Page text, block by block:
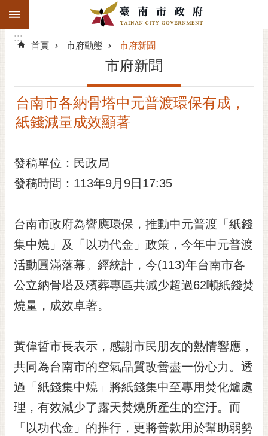
跳到主要內容區塊
搜
階
精彩府城
市府團隊
主題服務
市政資訊
市民互動
黃
偉
哲
光
花
泉
桐
花
:::
:::
首頁 市府動態 市府新聞
市府新聞
台南市各納骨塔中元普渡環保有成，
紙錢減量成效顯著
發稿單位：民政局
發稿時間：113年9月9日17:35
台南市政府為響應環保，推動中元普渡「紙錢
集中燒」及「以功代金」政策，今年中元普渡
活動圓滿落幕。經統計，今(113)年台南市各
公立納骨塔及殯葬專區共減少超過62噸紙錢焚
燒量，成效卓著。
黃偉哲市長表示，感謝市民朋友的熱情響應，
共同為台南市的空氣品質改善盡一份心力。透
過「紙錢集中燒」將紙錢集中至專用焚化爐處
理，有效減少了露天焚燒所產生的空汙。而
「以功代金」的推行，更將善款用於幫助弱勢